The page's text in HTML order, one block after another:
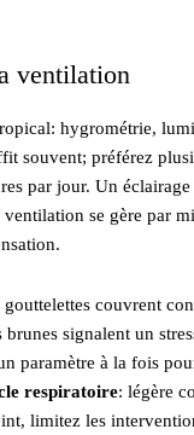
ventilation
hygrométrie,
souvent; préférez
par jour. Un
se gère par
couvrent
signalent un
paramètre à la fois
respiratoire: légère
limitez les